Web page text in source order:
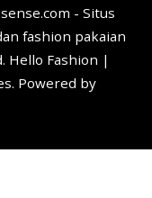
- Situs
fashion pakaian
Hello Fashion |
. Powered by